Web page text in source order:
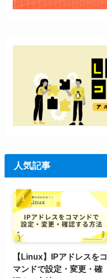
人気記事
【Linux】IPアドレスをコ
マンドで設定・変更・確